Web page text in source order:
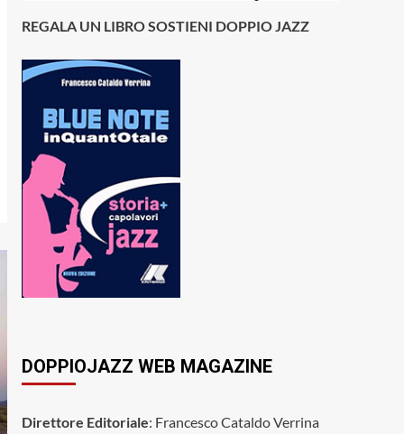
REGALA UN LIBRO SOSTIENI DOPPIO JAZZ
DOPPIOJAZZ WEB MAGAZINE
Direttore Editoriale: Francesco Cataldo Verrina